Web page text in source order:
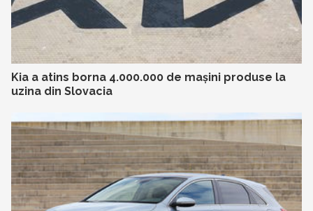
Kia a atins borna 4.000.000 de mașini produse la
uzina din Slovacia